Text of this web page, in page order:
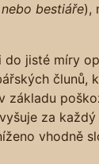
bestiáře),
do jisté míry
člunů,
základu
za
vhodně